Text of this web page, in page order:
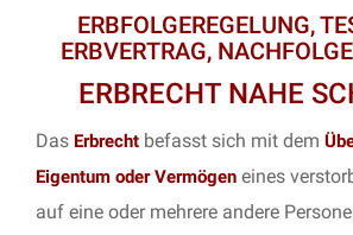
ERBFOLGEREGELUNG,
ERBVERTRAG,
ERBRECHT NAHE
Das Erbrecht befasst sich mit dem
Eigentum oder Vermögen eines
auf eine oder mehrere andere